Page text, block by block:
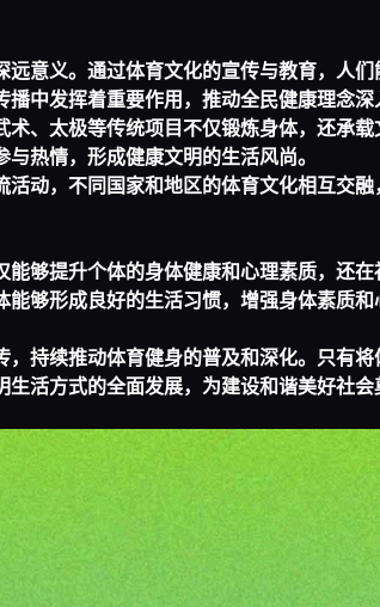
意义。通过体育文化的宣传与教育，人
中发挥着重要作用，推动全民健康理念深
、太极等传统项目不仅锻炼身体，还承载
热情，形成健康文明的生活风尚。
动，不同国家和地区的体育文化相互交
够提升个体的身体健康和心理素质，还在
够形成良好的生活习惯，增强身体素质
持续推动体育健身的普及和深化。只有
活方式的全面发展，为建设和谐美好社会